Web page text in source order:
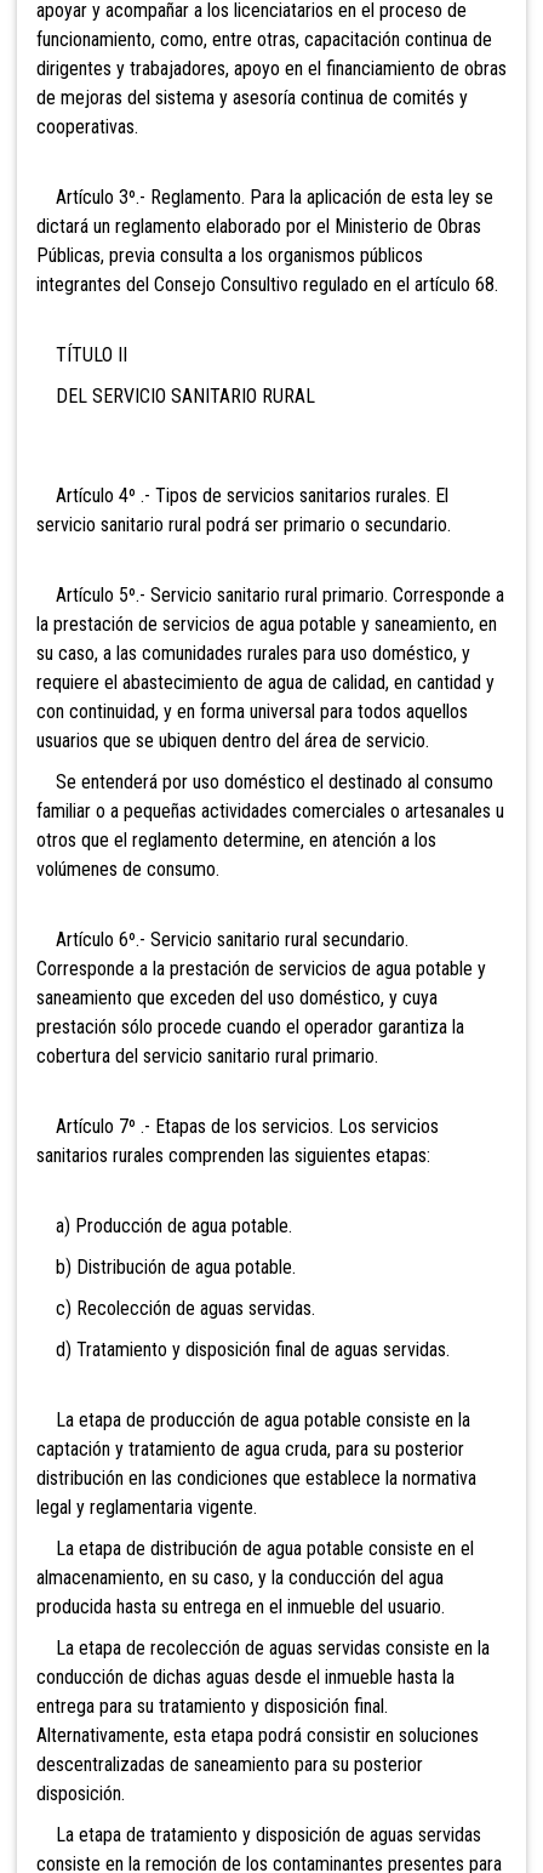
apoyar y acompañar a los licenciatarios en el proceso de
funcionamiento, como, entre otras, capacitación continua de
dirigentes y trabajadores, apoyo en el financiamiento de obras
de mejoras del sistema y asesoría continua de comités y
cooperativas.
Artículo 3º.- Reglamento. Para la aplicación de esta ley se
dictará un reglamento elaborado por el Ministerio de Obras
Públicas, previa consulta a los organismos públicos
integrantes del Consejo Consultivo regulado en el artículo 68.
TÍTULO II
DEL SERVICIO SANITARIO RURAL
Artículo 4º .- Tipos de servicios sanitarios rurales. El
servicio sanitario rural podrá ser primario o secundario.
Artículo 5º.- Servicio sanitario rural primario. Corresponde a
la prestación de servicios de agua potable y saneamiento, en
su caso, a las comunidades rurales para uso doméstico, y
requiere el abastecimiento de agua de calidad, en cantidad y
con continuidad, y en forma universal para todos aquellos
usuarios que se ubiquen dentro del área de servicio.
Se entenderá por uso doméstico el destinado al consumo
familiar o a pequeñas actividades comerciales o artesanales u
otros que el reglamento determine, en atención a los
volúmenes de consumo.
Artículo 6º.- Servicio sanitario rural secundario.
Corresponde a la prestación de servicios de agua potable y
saneamiento que exceden del uso doméstico, y cuya
prestación sólo procede cuando el operador garantiza la
cobertura del servicio sanitario rural primario.
Artículo 7º .- Etapas de los servicios. Los servicios
sanitarios rurales comprenden las siguientes etapas:
a) Producción de agua potable.
b) Distribución de agua potable.
c) Recolección de aguas servidas.
d) Tratamiento y disposición final de aguas servidas.
La etapa de producción de agua potable consiste en la
captación y tratamiento de agua cruda, para su posterior
distribución en las condiciones que establece la normativa
legal y reglamentaria vigente.
La etapa de distribución de agua potable consiste en el
almacenamiento, en su caso, y la conducción del agua
producida hasta su entrega en el inmueble del usuario.
La etapa de recolección de aguas servidas consiste en la
conducción de dichas aguas desde el inmueble hasta la
entrega para su tratamiento y disposición final.
Alternativamente, esta etapa podrá consistir en soluciones
descentralizadas de saneamiento para su posterior
disposición.
La etapa de tratamiento y disposición de aguas servidas
consiste en la remoción de los contaminantes presentes para